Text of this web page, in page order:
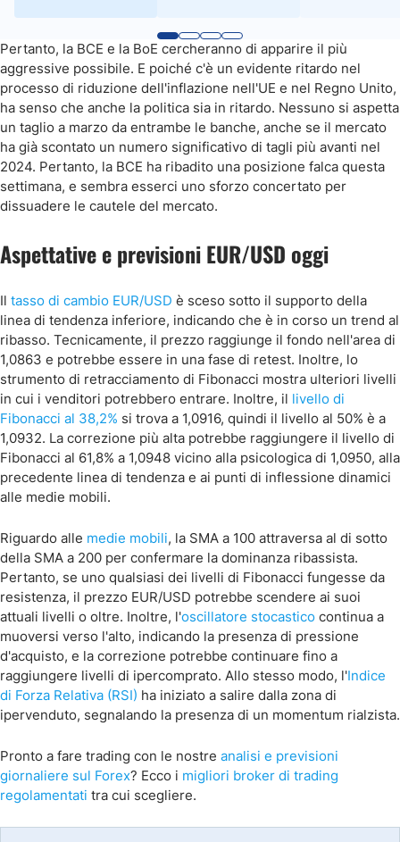
Pertanto, la BCE e la BoE cercheranno di apparire il più
aggressive possibile. E poiché c'è un evidente ritardo nel
processo di riduzione dell'inflazione nell'UE e nel Regno Unito,
ha senso che anche la politica sia in ritardo. Nessuno si aspetta
un taglio a marzo da entrambe le banche, anche se il mercato
ha già scontato un numero significativo di tagli più avanti nel
2024. Pertanto, la BCE ha ribadito una posizione falca questa
settimana, e sembra esserci uno sforzo concertato per
dissuadere le cautele del mercato.
Aspettative e previsioni EUR/USD oggi
Il tasso di cambio EUR/USD è sceso sotto il supporto della
linea di tendenza inferiore, indicando che è in corso un trend al
ribasso. Tecnicamente, il prezzo raggiunge il fondo nell'area di
1,0863 e potrebbe essere in una fase di retest. Inoltre, lo
strumento di retracciamento di Fibonacci mostra ulteriori livelli
in cui i venditori potrebbero entrare. Inoltre, il livello di
Fibonacci al 38,2% si trova a 1,0916, quindi il livello al 50% è a
1,0932. La correzione più alta potrebbe raggiungere il livello di
Fibonacci al 61,8% a 1,0948 vicino alla psicologica di 1,0950, alla
precedente linea di tendenza e ai punti di inflessione dinamici
alle medie mobili.
Riguardo alle medie mobili, la SMA a 100 attraversa al di sotto
della SMA a 200 per confermare la dominanza ribassista.
Pertanto, se uno qualsiasi dei livelli di Fibonacci fungesse da
resistenza, il prezzo EUR/USD potrebbe scendere ai suoi
attuali livelli o oltre. Inoltre, l'oscillatore stocastico continua a
muoversi verso l'alto, indicando la presenza di pressione
d'acquisto, e la correzione potrebbe continuare fino a
raggiungere livelli di ipercomprato. Allo stesso modo, l'Indice
di Forza Relativa (RSI) ha iniziato a salire dalla zona di
ipervenduto, segnalando la presenza di un momentum rialzista.
Pronto a fare trading con le nostre analisi e previsioni
giornaliere sul Forex? Ecco i migliori broker di trading
regolamentati tra cui scegliere.